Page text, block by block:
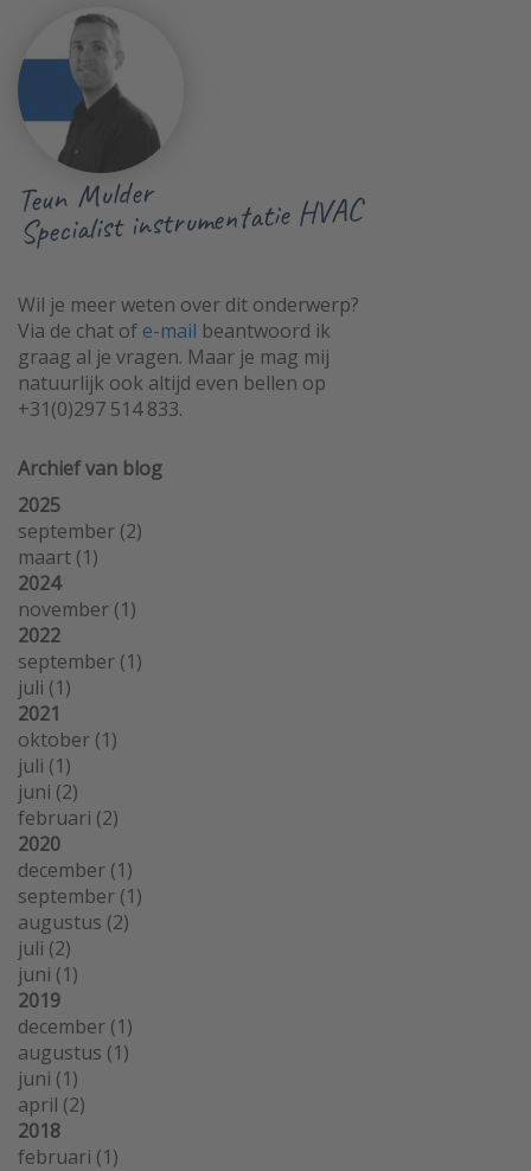
Teun Mulder
Specialist instrumentatie HVAC
Wil je meer weten over dit onderwerp?
Via de chat of e-mail beantwoord ik
graag al je vragen. Maar je mag mij
natuurlijk ook altijd even bellen op
+31(0)297 514 833.
Archief van blog
2025
september (2)
maart (1)
2024
november (1)
2022
september (1)
juli (1)
2021
oktober (1)
juli (1)
juni (2)
februari (2)
2020
december (1)
september (1)
augustus (2)
juli (2)
juni (1)
2019
december (1)
augustus (1)
juni (1)
april (2)
2018
februari (1)